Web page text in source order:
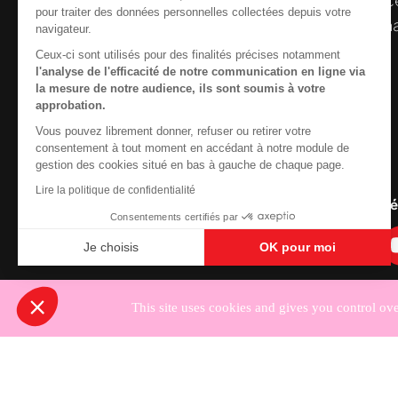
pour traiter des données personnelles collectées depuis votre
navigateur.
Ceux-ci sont utilisés pour des finalités précises notamment
l'analyse de l'efficacité de notre communication en ligne via
la mesure de notre audience, ils sont soumis à votre
approbation.
Vous pouvez librement donner, refuser ou retirer votre
consentement à tout moment en accédant à notre module de
gestion des cookies situé en bas à gauche de chaque page.
Lire la politique de confidentialité
Consentements certifiés par
Je choisis OK pour moi
Plateforme de Gestion du Consentement :
Notre plateforme vous permet d'adapter et de gérer
Nous cherchons le
désormais gérée par Sidaction qui a
reprendre le pilotage.
Contactez-nous
Newsletter
Nous suivre sur les
This site uses cookies and gives you control